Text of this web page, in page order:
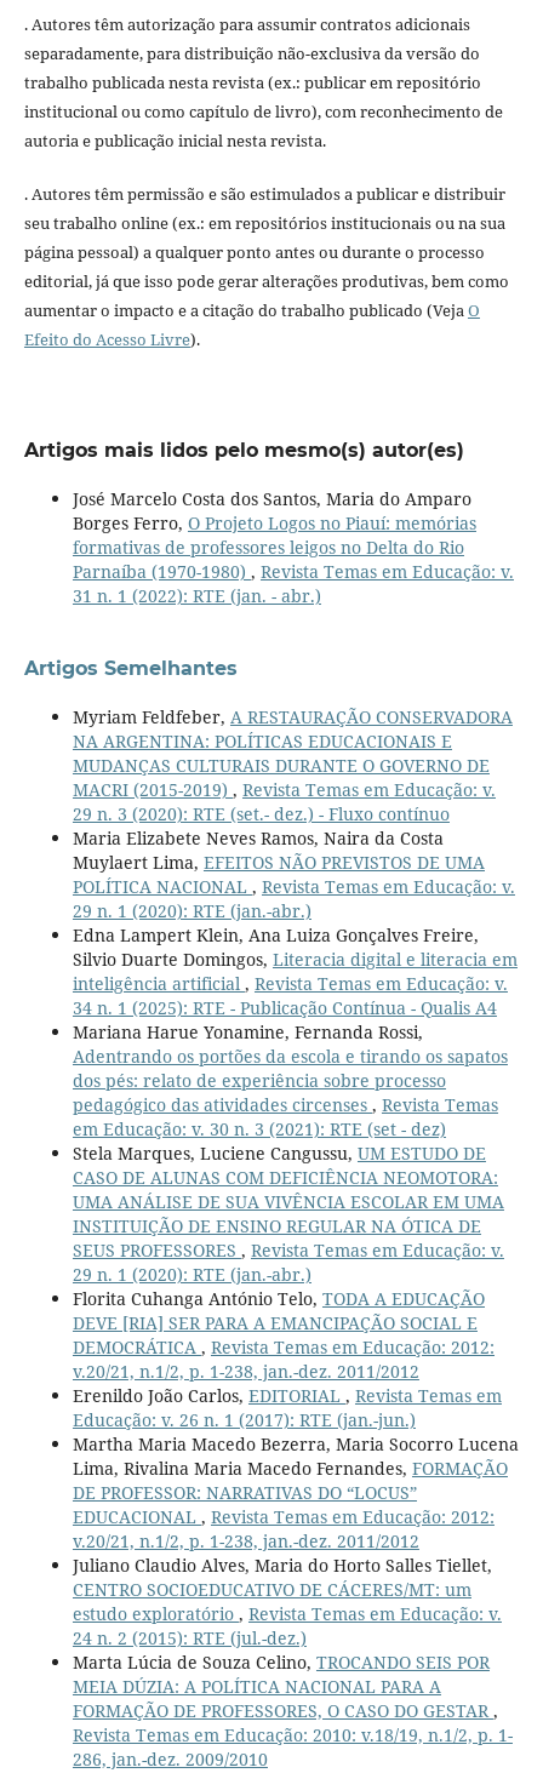
. Autores têm autorização para assumir contratos adicionais
separadamente, para distribuição não-exclusiva da versão do
trabalho publicada nesta revista (ex.: publicar em repositório
institucional ou como capítulo de livro), com reconhecimento de
autoria e publicação inicial nesta revista.
. Autores têm permissão e são estimulados a publicar e distribuir
seu trabalho online (ex.: em repositórios institucionais ou na sua
página pessoal) a qualquer ponto antes ou durante o processo
editorial, já que isso pode gerar alterações produtivas, bem como
aumentar o impacto e a citação do trabalho publicado (VejaO
Efeito do Acesso Livre).
Artigos mais lidos pelo mesmo(s) autor(es)
José Marcelo Costa dos Santos, Maria do Amparo
Borges Ferro, O Projeto Logos no Piauí: memórias
formativas de professores leigos no Delta do Rio
Parnaíba (1970-1980) , Revista Temas em Educação: v.
31 n. 1 (2022): RTE (jan. - abr.)
Artigos Semelhantes
Myriam Feldfeber, A RESTAURAÇÃO CONSERVADORA
NA ARGENTINA: POLÍTICAS EDUCACIONAIS E
MUDANÇAS CULTURAIS DURANTE O GOVERNO DE
MACRI (2015-2019) , Revista Temas em Educação: v.
29 n. 3 (2020): RTE (set.- dez.) - Fluxo contínuo
Maria Elizabete Neves Ramos, Naira da Costa
Muylaert Lima, EFEITOS NÃO PREVISTOS DE UMA
POLÍTICA NACIONAL , Revista Temas em Educação: v.
29 n. 1 (2020): RTE (jan.-abr.)
Edna Lampert Klein, Ana Luiza Gonçalves Freire,
Silvio Duarte Domingos, Literacia digital e literacia em
inteligência artificial , Revista Temas em Educação: v.
34 n. 1 (2025): RTE - Publicação Contínua - Qualis A4
Mariana Harue Yonamine, Fernanda Rossi,
Adentrando os portões da escola e tirando os sapatos
dos pés: relato de experiência sobre processo
pedagógico das atividades circenses , Revista Temas
em Educação: v. 30 n. 3 (2021): RTE (set - dez)
Stela Marques, Luciene Cangussu, UM ESTUDO DE
CASO DE ALUNAS COM DEFICIÊNCIA NEOMOTORA:
UMA ANÁLISE DE SUA VIVÊNCIA ESCOLAR EM UMA
INSTITUIÇÃO DE ENSINO REGULAR NA ÓTICA DE
SEUS PROFESSORES , Revista Temas em Educação: v.
29 n. 1 (2020): RTE (jan.-abr.)
Florita Cuhanga António Telo, TODA A EDUCAÇÃO
DEVE [RIA] SER PARA A EMANCIPAÇÃO SOCIAL E
DEMOCRÁTICA , Revista Temas em Educação: 2012:
v.20/21, n.1/2, p. 1-238, jan.-dez. 2011/2012
Erenildo João Carlos, EDITORIAL , Revista Temas em
Educação: v. 26 n. 1 (2017): RTE (jan.-jun.)
Martha Maria Macedo Bezerra, Maria Socorro Lucena
Lima, Rivalina Maria Macedo Fernandes, FORMAÇÃO
DE PROFESSOR: NARRATIVAS DO “LOCUS”
EDUCACIONAL , Revista Temas em Educação: 2012:
v.20/21, n.1/2, p. 1-238, jan.-dez. 2011/2012
Juliano Claudio Alves, Maria do Horto Salles Tiellet,
CENTRO SOCIOEDUCATIVO DE CÁCERES/MT: um
estudo exploratório , Revista Temas em Educação: v.
24 n. 2 (2015): RTE (jul.-dez.)
Marta Lúcia de Souza Celino, TROCANDO SEIS POR
MEIA DÚZIA: A POLÍTICA NACIONAL PARA A
FORMAÇÃO DE PROFESSORES, O CASO DO GESTAR,
Revista Temas em Educação: 2010: v.18/19, n.1/2, p. 1-
286, jan.-dez. 2009/2010